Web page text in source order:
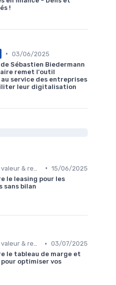
!
• 03/06/2025
de Sébastien Biedermann
remet l'outil
service des entreprises
leur digitalisation
• 15/06/2025
le leasing pour les
sans bilan
Création de valeur & rentabilité • 03/07/2025
le tableau de marge et
optimiser vos